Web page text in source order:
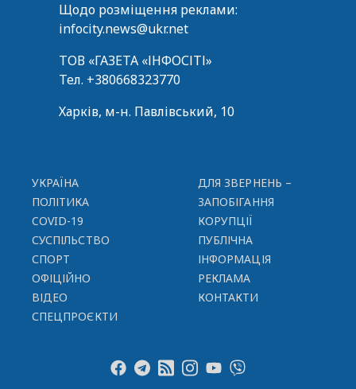
Щодо розміщення реклами:
infocity.news@ukr.net
ТОВ «ГАЗЕТА «ІНФОСІТІ»
Тел. +380668323770
Харків, м-н. Павлівський, 10
УКРАЇНА
ПОЛІТИКА
COVID-19
СУСПІЛЬСТВО
СПОРТ
ОФІЦІЙНО
ВІДЕО
СПЕЦПРОЄКТИ
ДЛЯ ЗВЕРНЕНЬ –
ЗАПОБІГАННЯ
КОРУПЦІЇ
ПУБЛІЧНА
ІНФОРМАЦІЯ
РЕКЛАМА
КОНТАКТИ